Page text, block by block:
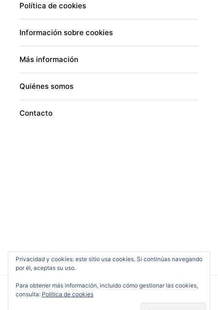
Política de cookies
Información sobre cookies
Más información
Quiénes somos
Contacto
Privacidad y cookies: este sitio usa cookies. Si continúas navegando
por él, aceptas su uso.
Para obtener más información, incluido cómo gestionar las cookies,
consulta: Política de cookies